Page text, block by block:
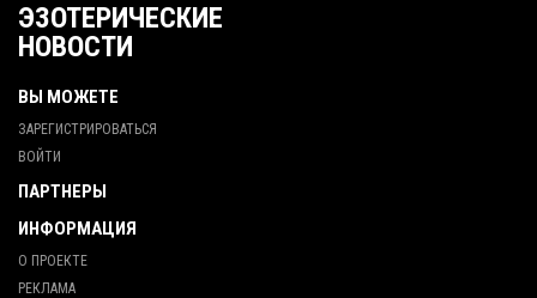
ЭЗОТЕРИЧЕСКИЕ
НОВОСТИ
ВЫ МОЖЕТЕ
ЗАРЕГИСТРИРОВАТЬСЯ
ВОЙТИ
ПАРТНЕРЫ
ИНФОРМАЦИЯ
О ПРОЕКТЕ
РЕКЛАМА